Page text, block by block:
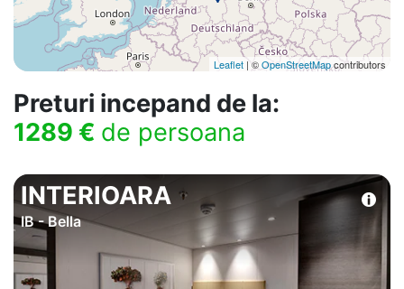
Leaflet | ©OpenStreetMapcontributors
Preturi incepand de la:
1289 € de persoana
INTERIOARA
IB - Bella